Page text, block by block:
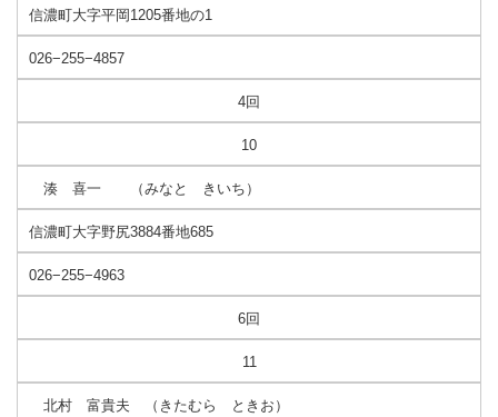
信濃町大字平岡1205番地の1
026−255−4857
4回
10
湊 喜一 （みなと きいち）
信濃町大字野尻3884番地685
026−255−4963
6回
11
北村 富貴夫 （きたむら ときお）